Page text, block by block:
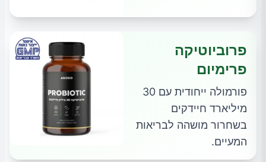
פרוביוטיקה
פרימיום
פורמולה ייחודית עם 30
מיליארד חיידקים
בשחרור מושהה לבריאות
המעיים.